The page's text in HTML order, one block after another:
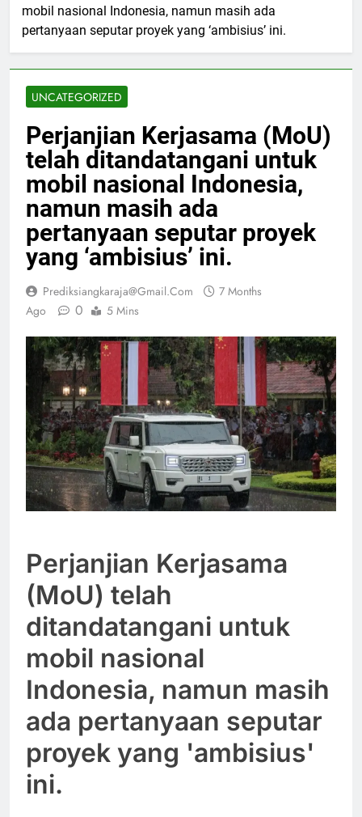
mobil nasional Indonesia, namun masih ada
pertanyaan seputar proyek yang ‘ambisius’ ini.
UNCATEGORIZED
Perjanjian Kerjasama (MoU)
telah ditandatangani untuk
mobil nasional Indonesia,
namun masih ada
pertanyaan seputar proyek
yang ‘ambisius’ ini.
Prediksiangkaraja@gmail.com
7 Months
Ago
0 5 Mins
Perjanjian Kerjasama
(MoU) telah
ditandatangani untuk
mobil nasional
Indonesia, namun masih
ada pertanyaan seputar
proyek yang 'ambisius'
ini.